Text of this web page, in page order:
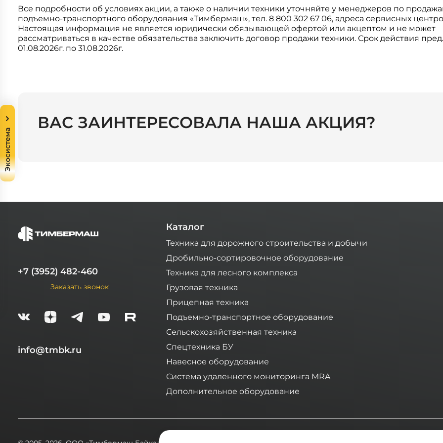
Все подробности об условиях акции, а также о наличии техники уточняйте у менеджеров по
подъемно-транспортного оборудования «Тимбермаш», тел. 8 800 302 67 06, адреса сервисных
Настоящая информация не является юридически обязывающей офертой или акцептом и не может
рассматриваться в качестве обязательства заключить договор продажи техники. Срок действия
01.08.2026г. по 31.08.2026г.
ВАС ЗАИНТЕРЕСОВАЛА НАША АКЦИЯ?
+7 (3952) 482-460
Заказать звонок
info@tmbk.ru
Каталог
Техника для дорожного строительства и добычи
Дробильно-сортировочное оборудование
Техника для лесного комплекса
Грузовая техника
Прицепная техника
Подъемно-транспортное оборудование
Сельскохозяйственная техника
Спецтехника БУ
Навесное оборудование
Система удаленного мониторинга MRA
Дополнительное оборудование
Экосистема
Системы 3D нивелирования
Мини-погрузчики
Грейферные захваты
Посевная техника